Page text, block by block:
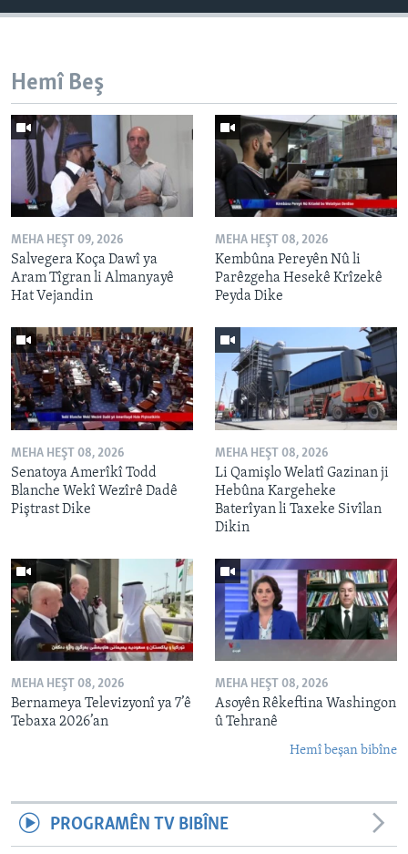
Hemî Beş
MEHA HEŞT 09, 2026
Salvegera Koça Dawî ya
Aram Tîgran li Almanyayê
Hat Vejandin
MEHA HEŞT 08, 2026
Kembûna Pereyên Nû li
Parêzgeha Hesekê Krîzekê
Peyda Dike
MEHA HEŞT 08, 2026
Senatoya Amerîkî Todd
Blanche Wekî Wezîrê Dadê
Piştrast Dike
MEHA HEŞT 08, 2026
Li Qamişlo Welatî Gazinan ji
Hebûna Kargeheke
Baterîyan li Taxeke Sivîlan
Dikin
MEHA HEŞT 08, 2026
Bernameya Televizyonî ya 7’ê
Tebaxa 2026’an
MEHA HEŞT 08, 2026
Asoyên Rêkeftina Washingon
û Tehranê
Hemî beşan bibîne
PROGRAMÊN TV BIBÎNE